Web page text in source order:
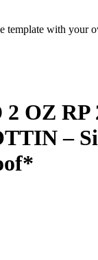
template with your
OZ RP
–